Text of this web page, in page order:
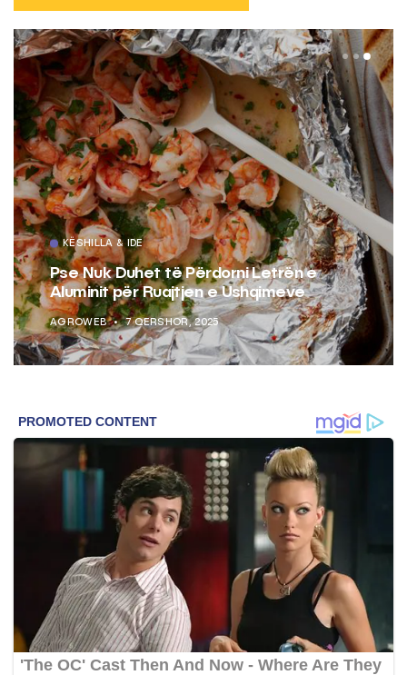
KËSHILLA & IDE
Pse Nuk Duhet të Përdorni Letrën e
Aluminit për Ruajtjen e Ushqimeve
AGROWEB 7 QERSHOR, 2025